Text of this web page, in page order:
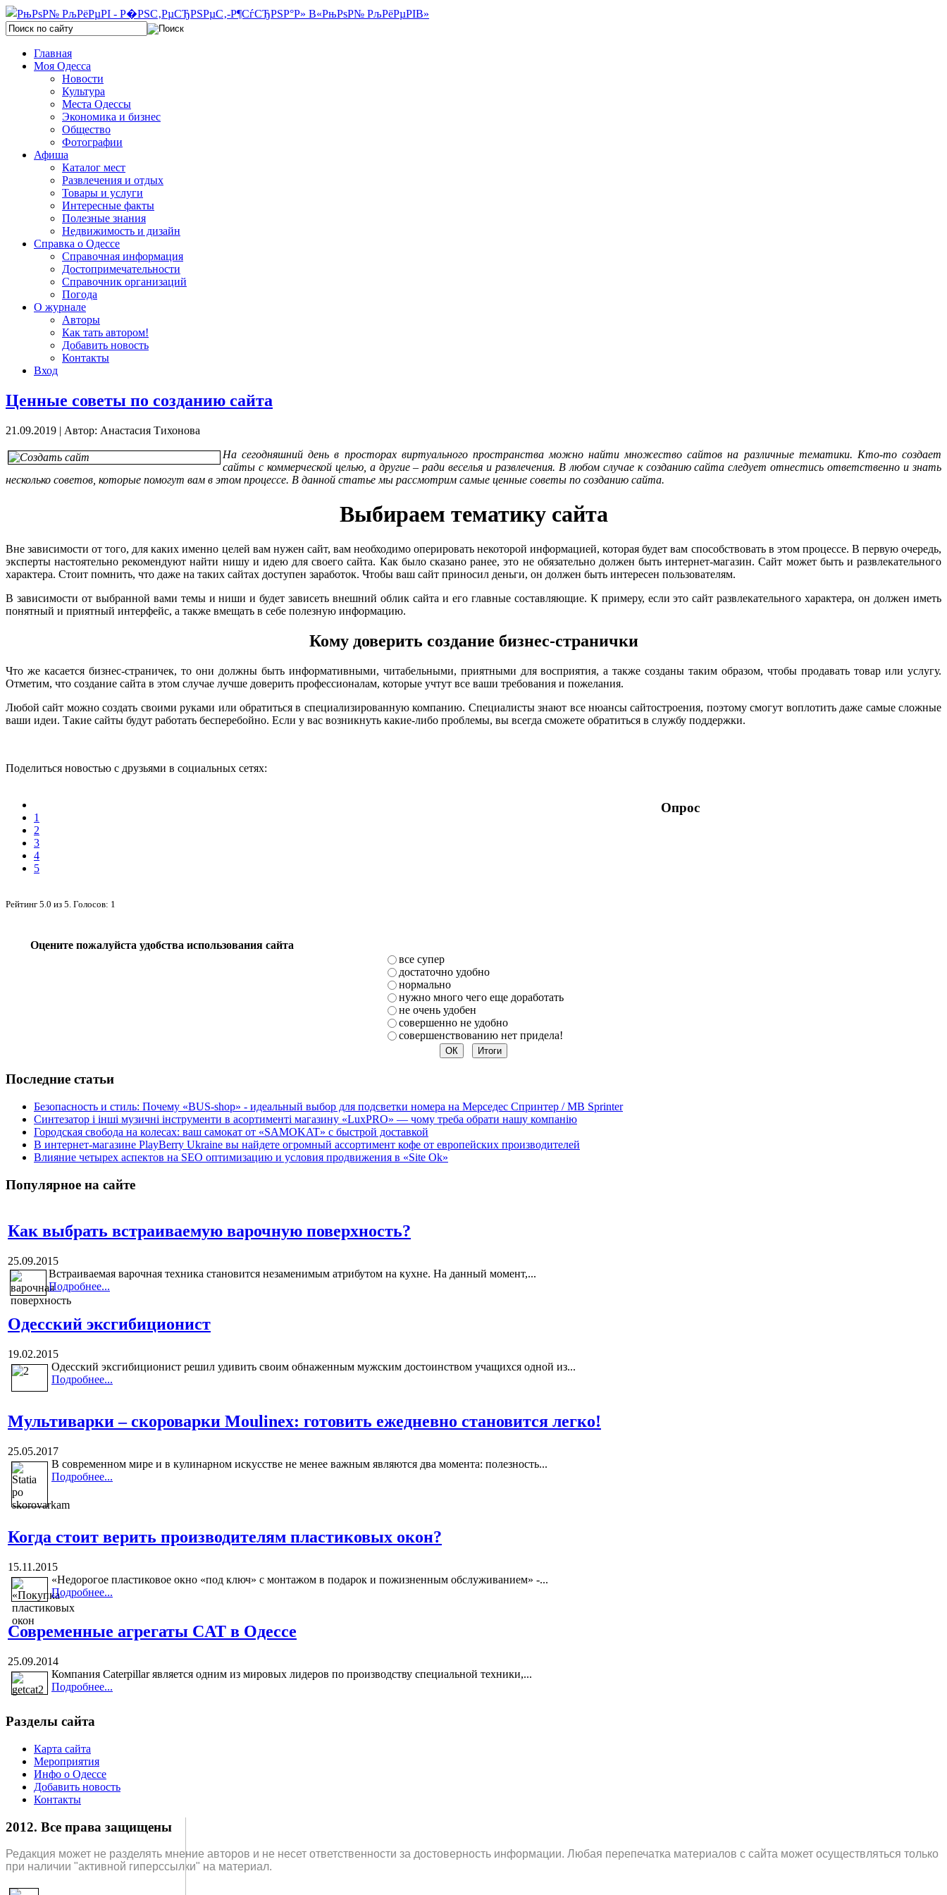
Главная
Моя Одесса
Новости
Культура
Места Одессы
Экономика и бизнес
Общество
Фотографии
Афиша
Каталог мест
Развлечения и отдых
Товары и услуги
Интересные факты
Полезные знания
Недвижимость и дизайн
Справка о Одессе
Справочная информация
Достопримечательности
Справочник организаций
Погода
О журнале
Авторы
Как тать автором!
Добавить новость
Контакты
Вход
Ценные советы по созданию сайта
21.09.2019 | Автор: Анастасия Тихонова
На сегодняшний день в просторах виртуального пространства можно найти множество сайтов на различные тематики. Кто-то создает
сайты с коммерческой целью, а другие – ради веселья и развлечения. В любом случае к созданию сайта следует отнестись ответственно и знать
несколько советов, которые помогут вам в этом процессе. В данной статье мы рассмотрим самые ценные советы по созданию сайта.
Выбираем тематику сайта
Вне зависимости от того, для каких именно целей вам нужен сайт, вам необходимо оперировать некоторой информацией, которая будет вам способствовать в этом процессе. В первую очередь,
эксперты настоятельно рекомендуют найти нишу и идею для своего сайта. Как было сказано ранее, это не обязательно должен быть интернет-магазин. Сайт может быть и развлекательного
характера. Стоит помнить, что даже на таких сайтах доступен заработок. Чтобы ваш сайт приносил деньги, он должен быть интересен пользователям.
В зависимости от выбранной вами темы и ниши и будет зависеть внешний облик сайта и его главные составляющие. К примеру, если это сайт развлекательного характера, он должен иметь
понятный и приятный интерфейс, а также вмещать в себе полезную информацию.
Кому доверить создание бизнес-странички
Что же касается бизнес-страничек, то они должны быть информативными, читабельными, приятными для восприятия, а также созданы таким образом, чтобы продавать товар или услугу.
Отметим, что создание сайта в этом случае лучше доверить профессионалам, которые учтут все ваши требования и пожелания.
Любой сайт можно создать своими руками или обратиться в специализированную компанию. Специалисты знают все нюансы сайтостроения, поэтому смогут воплотить даже самые сложные
ваши идеи. Такие сайты будут работать бесперебойно. Если у вас возникнуть какие-либо проблемы, вы всегда сможете обратиться в службу поддержки.
Поделиться новостью с друзьями в социальных сетях:
1
2
3
4
5
Рейтинг 5.0 из 5 . Голосов: 1
Опрос
Оцените пожалуйста удобства использования сайта
все супер
достаточно удобно
нормально
нужно много чего еще доработать
не очень удобен
совершенно не удобно
совершенствованию нет придела!
Последние статьи
Безопасность и стиль: Почему «BUS-shop» - идеальный выбор для подсветки номера на Мерседес Спринтер / MB Sprinter
Синтезатор і інші музичні інструменти в асортименті магазину «LuxPRO» — чому треба обрати нашу компанію
Городская свобода на колесах: ваш самокат от «SAMOKAT» с быстрой доставкой
В интернет-магазине PlayBerry Ukraine вы найдете огромный ассортимент кофе от европейских производителей
Влияние четырех аспектов на SEO оптимизацию и условия продвижения в «Site Ok‎»
Популярное на сайте
Как выбрать встраиваемую варочную поверхность?
25.09.2015
Встраиваемая варочная техника становится незаменимым атрибутом на кухне. На данный момент,...
Подробнее...
Одесский эксгибиционист
19.02.2015
Одесский эксгибиционист решил удивить своим обнаженным мужским достоинством учащихся одной из...
Подробнее...
Мультиварки – скороварки Moulinex: готовить ежедневно становится легко!
25.05.2017
В современном мире и в кулинарном искусстве не менее важным являются два момента: полезность...
Подробнее...
Когда стоит верить производителям пластиковых окон?
15.11.2015
«Недорогое пластиковое окно «под ключ» с монтажом в подарок и пожизненным обслуживанием» -...
Подробнее...
Современные агрегаты CAT в Одессе
25.09.2014
Компания Caterpillar является одним из мировых лидеров по производству специальной техники,...
Подробнее...
Разделы сайта
Карта сайта
Мероприятия
Инфо о Одессе
Добавить новость
Контакты
2012. Все права защищены
Редакция может не разделять мнение авторов и не несет ответственности за достоверность информации. Любая перепечатка материалов с сайта может осуществляться только
при наличии "активной гиперссылки" на материал.